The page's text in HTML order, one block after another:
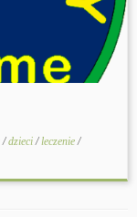
"ukrycie"
zabawy
osób
polega na
lub
/dzieci/leczenie/